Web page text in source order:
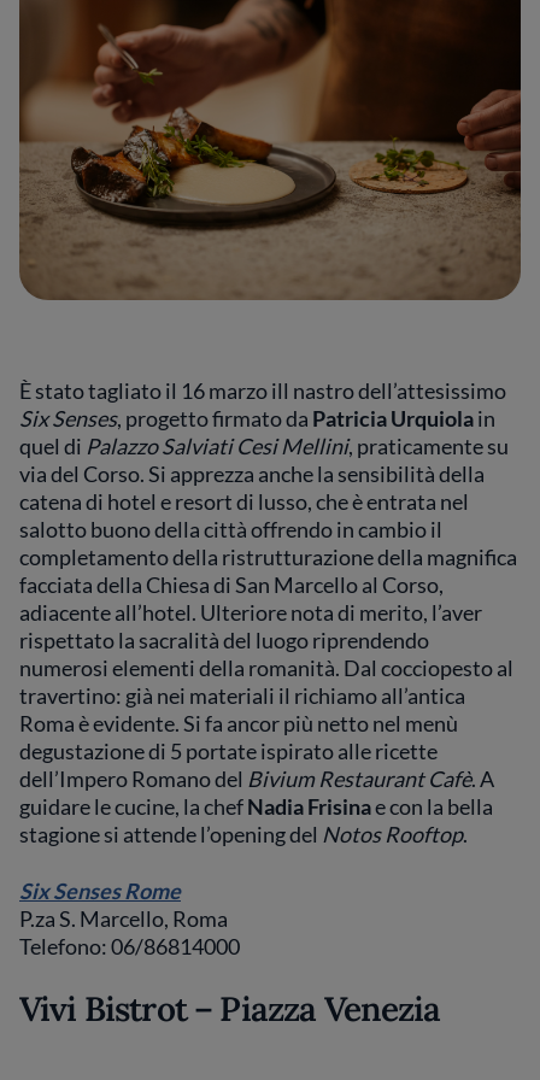
È stato tagliato il 16 marzo ill nastro dell’attesissimo
Six Senses, progetto firmato da Patricia Urquiolain
quel di Palazzo Salviati Cesi Mellini, praticamente su
via del Corso. Si apprezza anche la sensibilità della
catena di hotel e resort di lusso, che è entrata nel
salotto buono della città offrendo in cambio il
completamento della ristrutturazione della magnifica
facciata della Chiesa di San Marcello al Corso,
adiacente all’hotel. Ulteriore nota di merito, l’aver
rispettato la sacralità del luogo riprendendo
numerosi elementi della romanità. Dal cocciopesto al
travertino: già nei materiali il richiamo all’antica
Roma è evidente. Si fa ancor più netto nel menù
degustazione di 5 portate ispirato alle ricette
dell’Impero Romano del Bivium Restaurant Cafè. A
guidare le cucine, la chefNadia Frisinae con la bella
stagione si attende l’opening del Notos Rooftop.
Six Senses Rome
P.za S. Marcello, Roma
Telefono: 06/86814000
Vivi Bistrot – Piazza Venezia